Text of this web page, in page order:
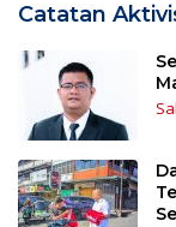
Catatan